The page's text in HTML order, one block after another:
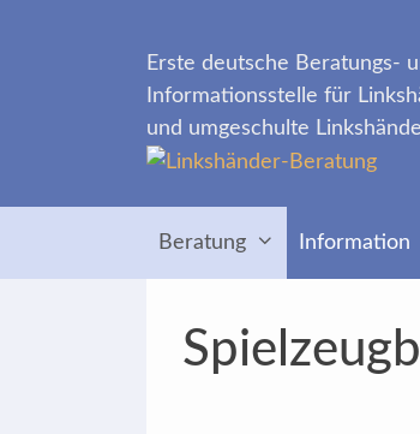
Erste deutsche Beratungs-
Informationsstelle für
und umgeschulte
Beratung Information